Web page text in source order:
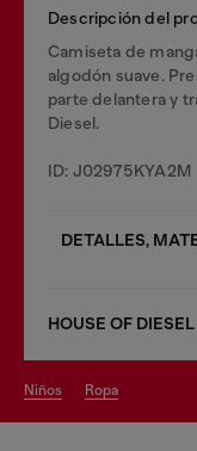
Descripción del
Camiseta de
algodón suave.
parte delantera y
Diesel.
ID: J02975KYA2M
DETALLES,
HOUSE OF DIESEL
niños ropa